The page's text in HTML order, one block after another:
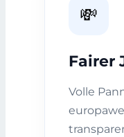
💸
Fairer
Volle